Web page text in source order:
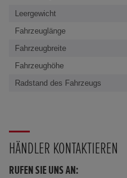
Leergewicht
Fahrzeuglänge
Fahrzeugbreite
Fahrzeughöhe
Radstand des Fahrzeugs
HÄNDLER KONTAKTIEREN
RUFEN SIE UNS AN: